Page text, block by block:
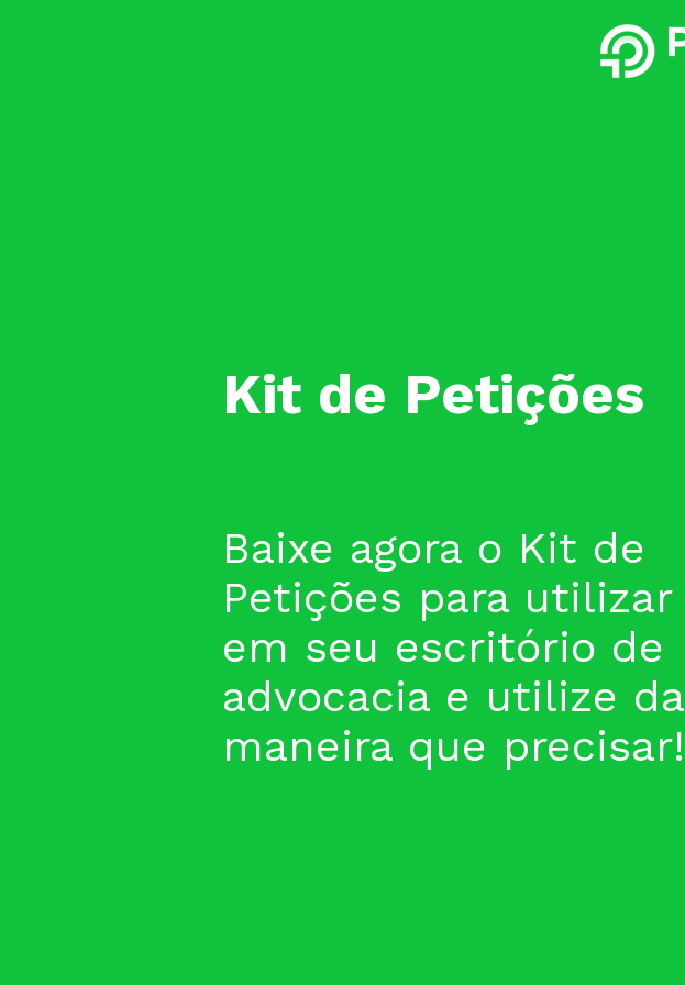
Kit de Petições
Baixe agora o Kit de
Petições para utilizar
em seu escritório de
advocacia e utilize da
maneira que precisar!